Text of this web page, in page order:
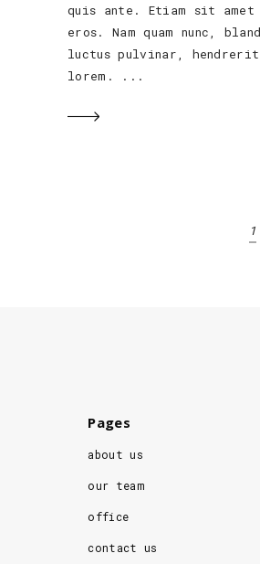
quis ante. Etiam sit
eros. Nam quam nunc,
luctus pulvinar,
lorem.
1
Pages
about us
our team
office
contact us